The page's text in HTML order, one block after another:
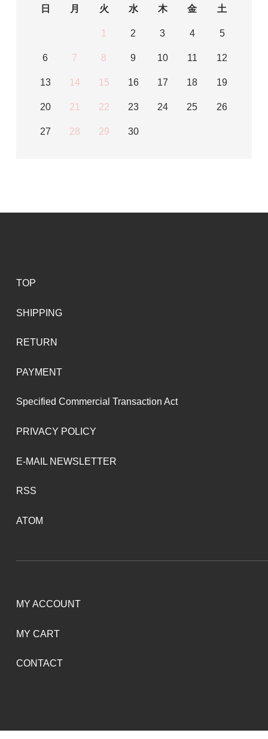
日
月 火 水 木 金 土
1 2 3 4 5
6 7 8 9 10 11 12
13 14 15 16 17 18 19
20 21 22 23 24 25 26
27 28 29 30
TOP
SHIPPING
RETURN
PAYMENT
Specified Commercial Transaction Act
PRIVACY POLICY
E-MAIL NEWSLETTER
RSS
ATOM
MY ACCOUNT
MY CART
CONTACT